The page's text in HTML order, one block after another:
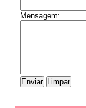
Mensagem: